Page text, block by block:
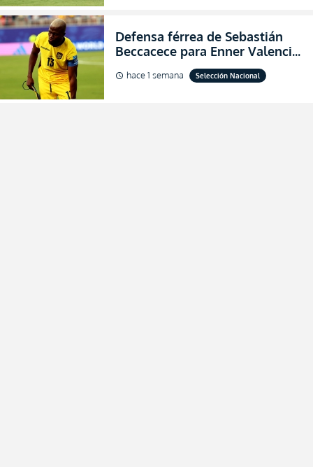
Defensa férrea de Sebastián
Beccacece para Enner Valencia
al indicar que era el hombre
indicado para Ecuador
schedule hace 1 semana Selección Nacional